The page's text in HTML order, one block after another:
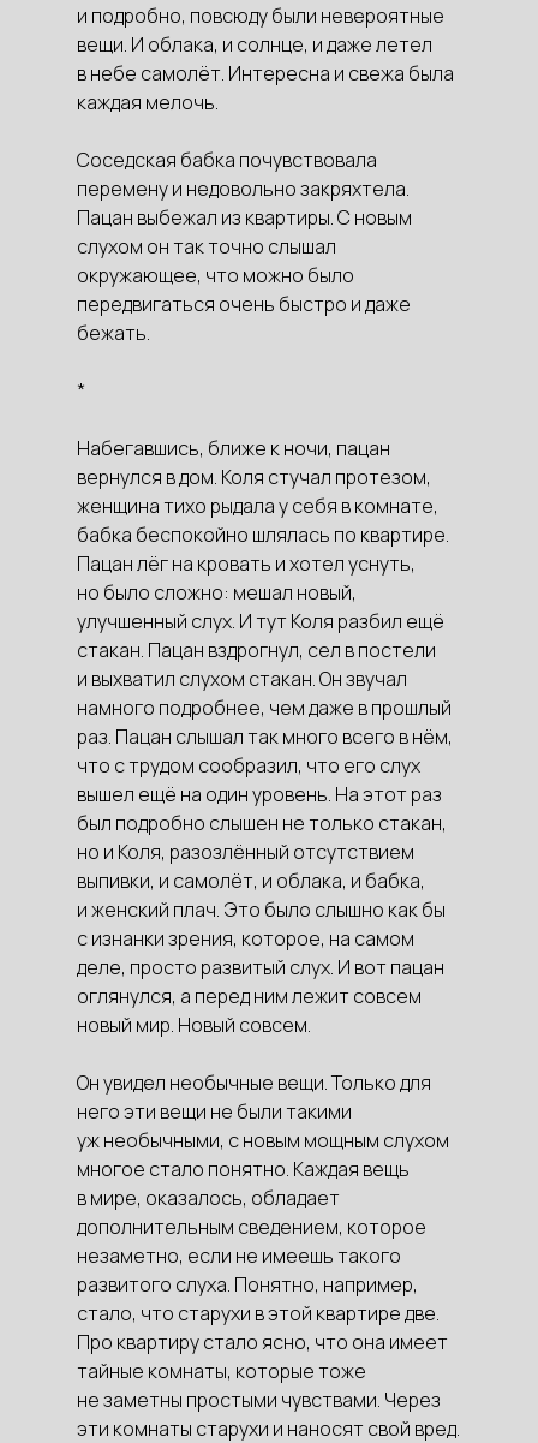
и подробно, повсюду были невероятные
вещи. И облака, и солнце, и даже летел
в небе самолёт. Интересна и свежа была
каждая мелочь.
Соседская бабка почувствовала
перемену и недовольно закряхтела.
Пацан выбежал из квартиры. С новым
слухом он так точно слышал
окружающее, что можно было
передвигаться очень быстро и даже
бежать.
*
Набегавшись, ближе к ночи, пацан
вернулся в дом. Коля стучал протезом,
женщина тихо рыдала у себя в комнате,
бабка беспокойно шлялась по квартире.
Пацан лёг на кровать и хотел уснуть,
но было сложно: мешал новый,
улучшенный слух. И тут Коля разбил ещё
стакан. Пацан вздрогнул, сел в постели
и выхватил слухом стакан. Он звучал
намного подробнее, чем даже в прошлый
раз. Пацан слышал так много всего в нём,
что с трудом сообразил, что его слух
вышел ещё на один уровень. На этот раз
был подробно слышен не только стакан,
но и Коля, разозлённый отсутствием
выпивки, и самолёт, и облака, и бабка,
и женский плач. Это было слышно как бы
с изнанки зрения, которое, на самом
деле, просто развитый слух. И вот пацан
оглянулся, а перед ним лежит совсем
новый мир. Новый совсем.
Он увидел необычные вещи. Только для
него эти вещи не были такими
уж необычными, с новым мощным слухом
многое стало понятно. Каждая вещь
в мире, оказалось, обладает
дополнительным сведением, которое
незаметно, если не имеешь такого
развитого слуха. Понятно, например,
стало, что старухи в этой квартире две.
Про квартиру стало ясно, что она имеет
тайные комнаты, которые тоже
не заметны простыми чувствами. Через
эти комнаты старухи и наносят свой вред.